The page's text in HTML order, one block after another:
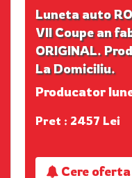
Luneta auto
VII Coupe an
ORIGINAL.
La Domiciliu.
Producator
Pret : 2457 Lei
Cere oferta